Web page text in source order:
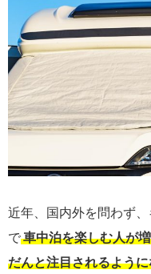
近年、国内外を問わず
で車中泊を楽しむ人が
だんと注目されるよう